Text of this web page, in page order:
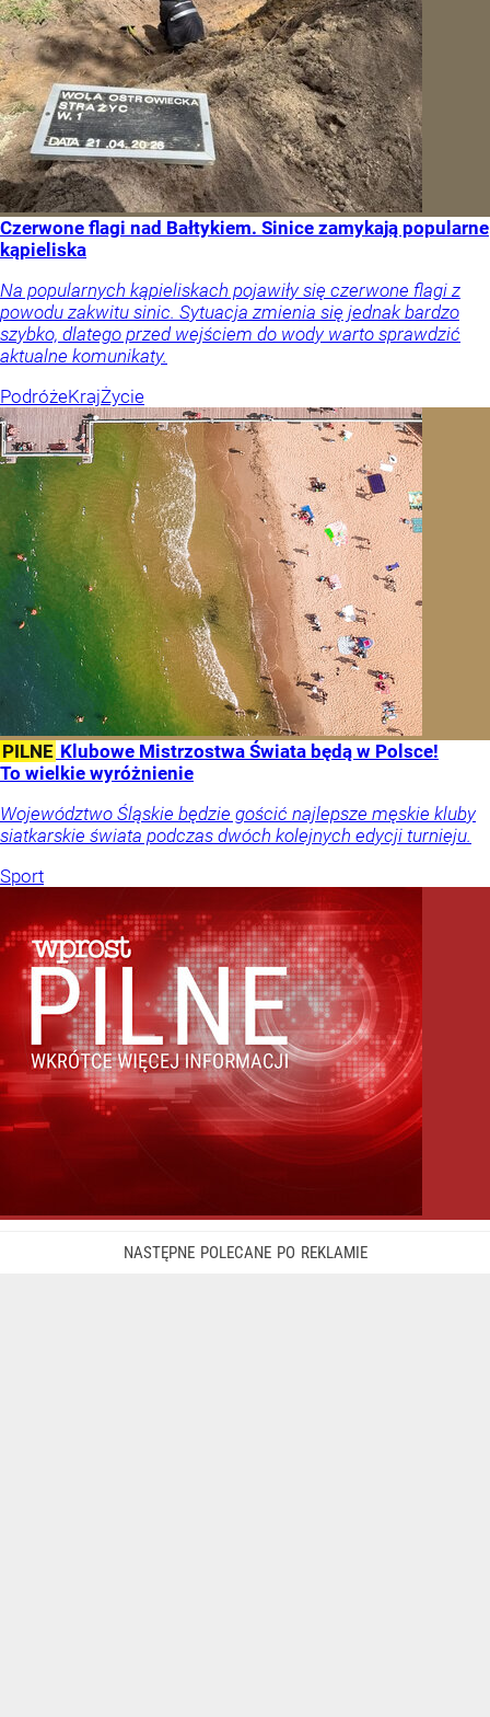
Czerwone flagi nad Bałtykiem. Sinice zamykają popularne
kąpieliska
Na popularnych kąpieliskach pojawiły się czerwone flagi z
powodu zakwitu sinic. Sytuacja zmienia się jednak bardzo
szybko, dlatego przed wejściem do wody warto sprawdzić
aktualne komunikaty.
PodróżeKrajŻycie
PILNE Klubowe Mistrzostwa Świata będą w Polsce!
To wielkie wyróżnienie
Województwo Śląskie będzie gościć najlepsze męskie kluby
siatkarskie świata podczas dwóch kolejnych edycji turnieju.
Sport